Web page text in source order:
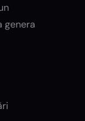
genera